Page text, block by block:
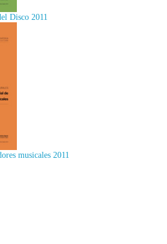
Disco 2011
musicales 2011